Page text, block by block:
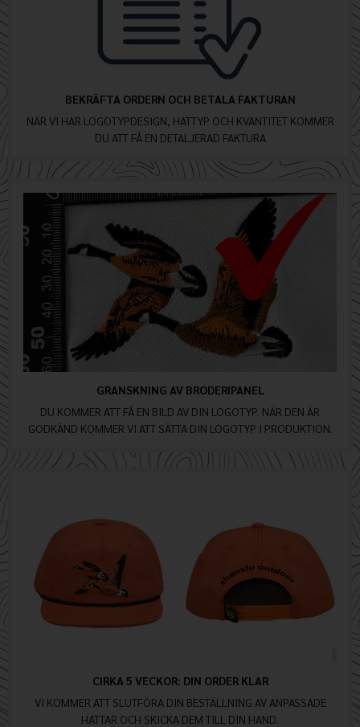
BEKRÄFTA ORDERN OCH BETALA FAKTURAN
NÄR VI HAR LOGOTYPDESIGN, HATTYP OCH KVANTITET KOMMER
DU ATT FÅ EN DETALJERAD FAKTURA
GRANSKNING AV BRODERIPANEL
DU KOMMER ATT FÅ EN BILD AV DIN LOGOTYP. NÄR DEN ÄR
GODKÄND KOMMER VI ATT SÄTTA DIN LOGOTYP I PRODUKTION.
CIRKA 5 VECKOR: DIN ORDER KLAR
VI KOMMER ATT SLUTFÖRA DIN BESTÄLLNING AV ANPASSADE
HATTAR OCH SKICKA DEM TILL DIN HAND.